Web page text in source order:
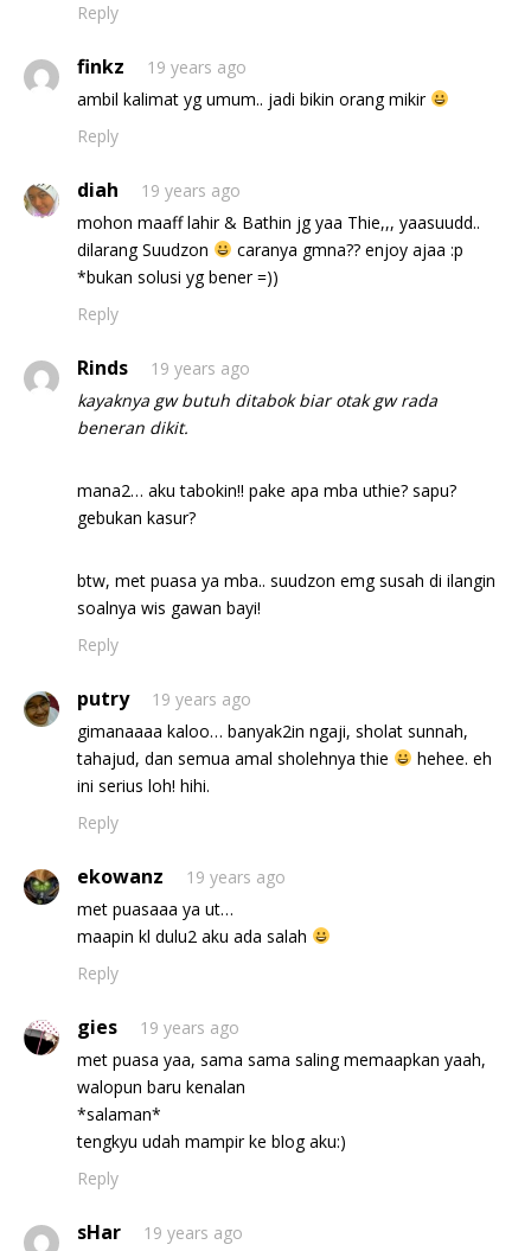
Reply
finkz
19 years ago
ambil kalimat yg umum.. jadi bikin orang mikir
Reply
diah
19 years ago
mohon maaff lahir & Bathin jg yaa Thie,,, yaasuudd..
dilarang Suudzon
caranya gmna?? enjoy ajaa :p
*bukan solusi yg bener =))
Reply
Rinds
19 years ago
kayaknya gw butuh ditabok biar otak gw rada
beneran dikit.
mana2… aku tabokin!! pake apa mba uthie? sapu?
gebukan kasur?
btw, met puasa ya mba.. suudzon emg susah di ilangin
soalnya wis gawan bayi!
Reply
putry
19 years ago
gimanaaaa kaloo… banyak2in ngaji, sholat sunnah,
tahajud, dan semua amal sholehnya thie
hehee. eh
ini serius loh! hihi.
Reply
ekowanz
19 years ago
met puasaaa ya ut…
maapin kl dulu2 aku ada salah
Reply
gies
19 years ago
met puasa yaa, sama sama saling memaapkan yaah,
walopun baru kenalan
*salaman*
tengkyu udah mampir ke blog aku:)
Reply
sHar
19 years ago